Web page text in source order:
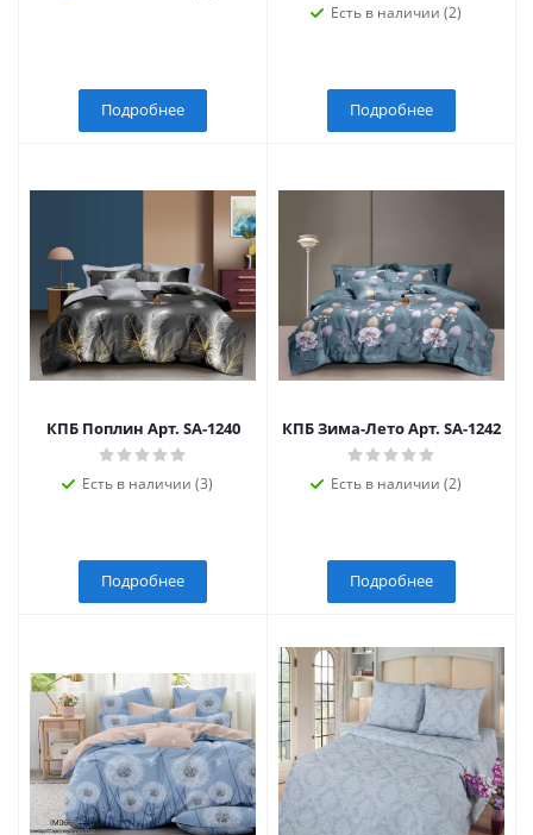
Подробнее
Есть в наличии (2)
Подробнее
КПБ Поплин Арт. SA-1240
Есть в наличии (3)
Подробнее
КПБ Зима-Лето Арт. SA-1242
Есть в наличии (2)
Подробнее